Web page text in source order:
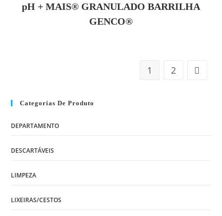
pH + MAIS® GRANULADO BARRILHA
GENCO®
1 2
Categorias De Produto
DEPARTAMENTO
DESCARTÁVEIS
LIMPEZA
LIXEIRAS/CESTOS